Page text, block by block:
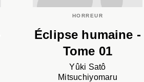
HORREUR
Éclipse humaine -
Tome 01
Yûki Satô
Mitsuchiyomaru